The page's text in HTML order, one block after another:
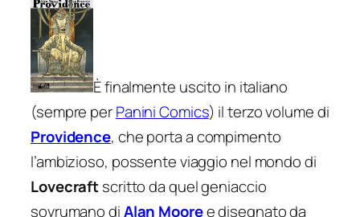
È finalmente uscito in italiano
(sempre perPanini Comics) il terzo volume di
Providence, che porta a compimento
l’ambizioso, possente viaggio nel mondo di
Lovecraftscritto da quel geniaccio
sovrumano diAlan Mooree disegnato da